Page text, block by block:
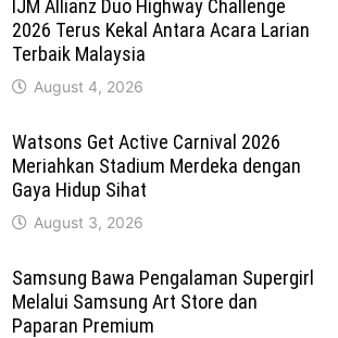
IJM Allianz Duo Highway Challenge
2026 Terus Kekal Antara Acara Larian
Terbaik Malaysia
August 4, 2026
Watsons Get Active Carnival 2026
Meriahkan Stadium Merdeka dengan
Gaya Hidup Sihat
August 3, 2026
Samsung Bawa Pengalaman Supergirl
Melalui Samsung Art Store dan
Paparan Premium